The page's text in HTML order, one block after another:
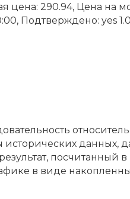
цена: 290.94, Цена на
Подтверждено: yes
данных,
в виде